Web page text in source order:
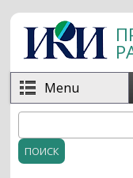
Перейти к
Menu
Форма поиска